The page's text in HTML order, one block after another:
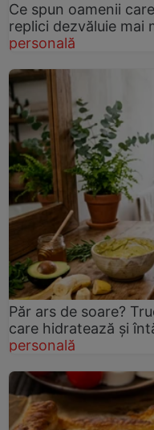
Ce spun oamenii
replici dezvăluie mai
personală
Păr ars de soare?
care hidratează și
personală